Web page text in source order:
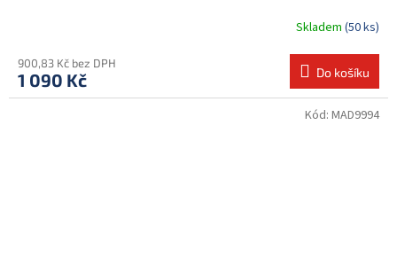
Skladem (50 ks)
900,83 Kč bez DPH
1 090 Kč Do košíku
Kód: MAD9994